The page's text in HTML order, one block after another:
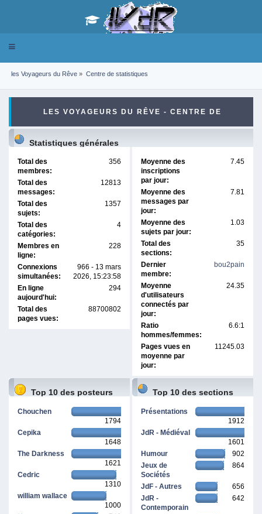
Toggle
les Voyageurs du Rêve » Centre de statistiques
LES VOYAGEURS DU RÊVE - CENTRE DE
STATISTIQUES
Statistiques générales
Total des
membres:
356
Total des
messages:
12813
Total des
sujets:
1357
Total des
catégories:
4
Membres en
ligne:
228
Connexions
simultanées:
966 - 13 mars
2026, 15:23:58
En ligne
aujourd'hui:
294
Total des
pages vues:
88700802
Moyenne des
inscriptions
par jour:
7.45
Moyenne des
messages par
jour:
7.81
Moyenne des
sujets par jour:
1.03
Total des
sections:
35
Dernier
membre:
bou2pain
Moyenne
d'utilisateurs
connectés par
jour:
24.35
Ratio
hommes/femmes:
6.6:1
Pages vues en
moyenne par
jour:
11245.03
Top 10 des posteurs
Chouchen
1794
Cepika
1648
The Darkness
1621
Cedric
1310
william wallace
1000
Top 10 des sections
Présentations
1912
JdR - Médiéval
1601
Humour
902
Jeux de
Sociétés
864
JdF - Autres
656
JdR -
Contemporain
642